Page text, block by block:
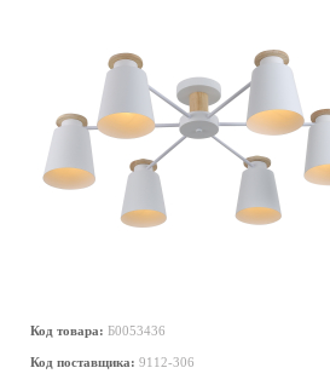
Код товара: Б0053436
Код поставщика: 9112-306